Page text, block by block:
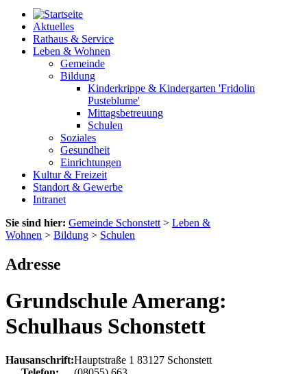
Aktuelles
Rathaus & Service
Leben & Wohnen
Gemeinde
Bildung
Kinderkrippe & Kindergarten 'Fridolin
Pusteblume'
Mittagsbetreuung
Schulen
Soziales
Gesundheit
Einrichtungen
Kultur & Freizeit
Standort & Gewerbe
Intranet
Sie sind hier: Gemeinde Schonstett > Leben &
Wohnen > Bildung > Schulen
Adresse
Grundschule Amerang:
Schulhaus Schonstett
Hausanschrift:Hauptstraße 1 83127 Schonstett